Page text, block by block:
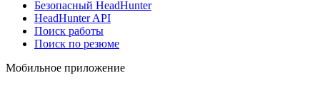
Безопасный HeadHunter
HeadHunter API
Поиск работы
Поиск по резюме
Мобильное приложение